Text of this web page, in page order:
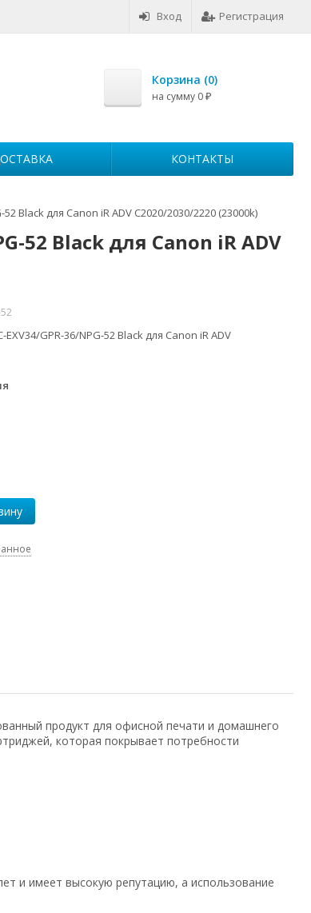
Вход Регистрация
Корзина (0)
на сумму 0 ₽
КОНТАКТЫ
Black для Canon iR ADV C2020/2030/2220 (23000k)
52 Black для Canon iR ADV
GPR-36/NPG-52 Black для Canon iR ADV
продукт для офисной печати и домашнего
которая покрывает потребности
и имеет высокую репутацию, а использование